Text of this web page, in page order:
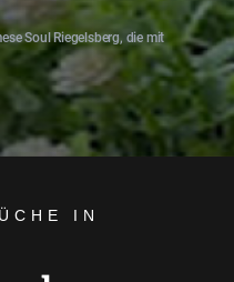
Soul Riegelsberg, die mit
IN